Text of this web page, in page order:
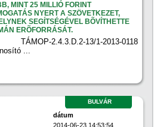
MINT 25 MILLIÓ FORINT
NYERT A SZÖVETKEZET,
SEGÍTSÉGÉVEL BÕVÍTHETTE
ERÕFORRÁSÁT.
2.4.3.D.2-13/1-2013-0118
...
BULVÁR
dátum
2014-06-23 14:53:54